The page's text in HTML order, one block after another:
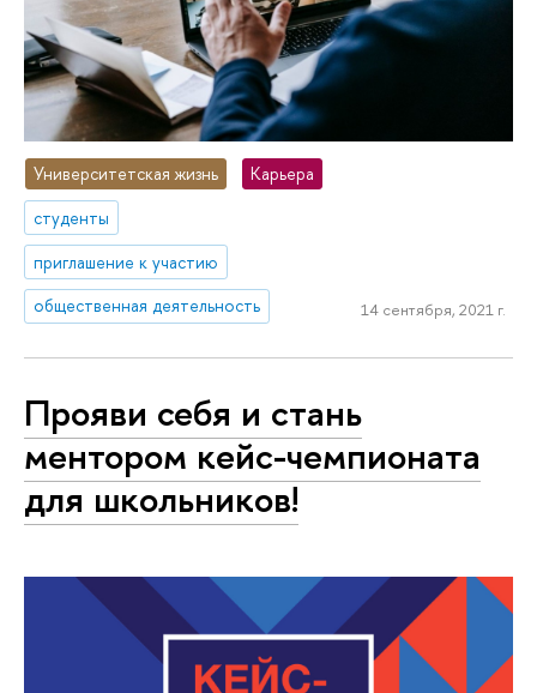
Университетская жизнь
Карьера
студенты
приглашение к участию
общественная деятельность
14 сентября, 2021 г.
Прояви себя и стань
ментором кейс-чемпионата
для школьников!